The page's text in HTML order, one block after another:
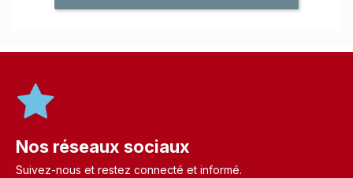
Nos réseaux sociaux
Suivez-nous et restez connecté et informé.​